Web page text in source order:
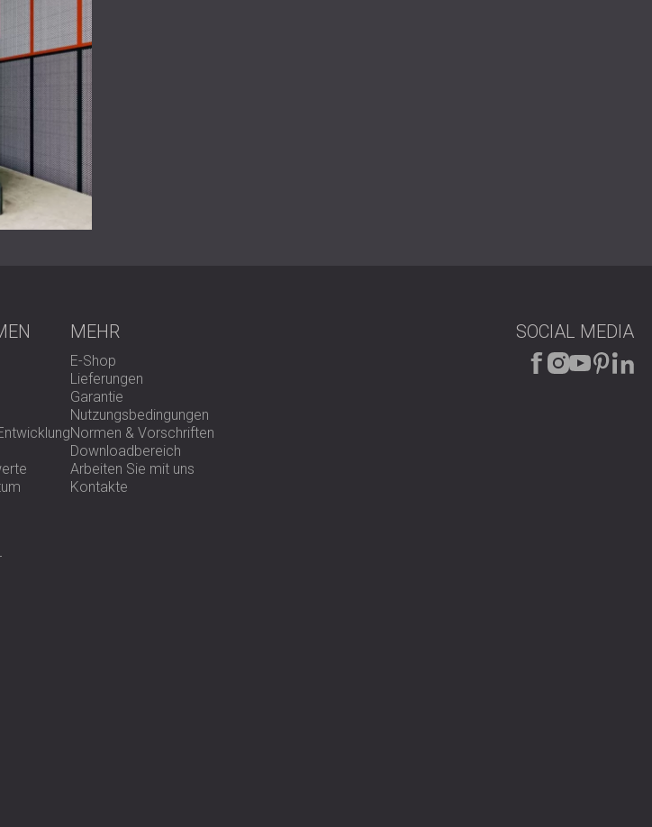
gesamte Lösung wurde durch Simulationsmodellierung angepasst, um sicherzustellen, dass das
den SPL-Zielwert von 67 dB an den Empfängerstandorten im Innenhof erfüllt.
die Implementierung wurde der Schalldruckpegel erfolgreich reduziert, um die gesetzlichen
zu erfüllen. Die abschließenden Messungen bestätigten, dass das Gehäuse die vom
Projekt stellt die Expertise von DECIBEL im Bereich der industriellen Lärmkontrolle im
unter Beweis, insbesondere in anspruchsvollen Umgebungen, in denen Konformität,
MEHR
E-Shop
Lieferungen
Garantie
Nutzungsbedingungen
Normen & Vorschriften
Downloadbereich
Arbeiten Sie mit uns
Kontakte
SOCIAL MEDIA